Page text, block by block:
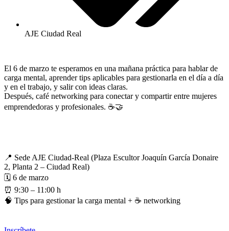
AJE Ciudad Real
El 6 de marzo te esperamos en una mañana práctica para hablar de
carga mental, aprender tips aplicables para gestionarla en el día a día
y en el trabajo, y salir con ideas claras.
Después, café networking para conectar y compartir entre mujeres
emprendedoras y profesionales. ☕🤝
📍 Sede AJE Ciudad-Real (Plaza Escultor Joaquín García Donaire
2, Planta 2 – Ciudad Real)
🗓 6 de marzo
⏰ 9:30 – 11:00 h
🧠 Tips para gestionar la carga mental + ☕ networking